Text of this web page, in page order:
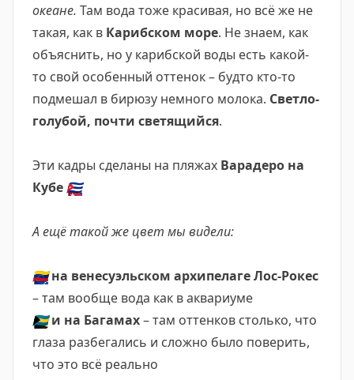
океане. Там вода тоже красивая, но всё же не
такая, как в Карибском море. Не знаем, как
объяснить, но у карибской воды есть какой-
то свой особенный оттенок – будто кто-то
подмешал в бирюзу немного молока. Светло-
голубой, почти светящийся.
Эти кадры сделаны на пляжах Варадеро на
Кубе🇨🇺
А ещё такой же цвет мы видели:
🇻🇪на венесуэльском архипелаге Лос-Рокес
– там вообще вода как в аквариуме
🇧🇸и на Багамах– там оттенков столько, что
глаза разбегались и сложно было поверить,
что это всё реально